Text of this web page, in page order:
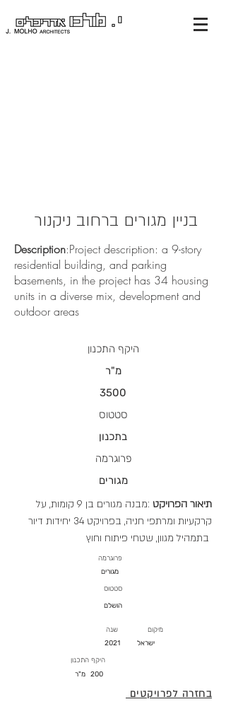
בניין מגורים ברחוב ניקנור
Description:Project description: a 9-story
residential building, and parking
basements, in the project has 34 housing
units in a diverse mix, development and
outdoor areas
היקף התכנון
מ"ר
3500
סטטוס
בתכנון
פרוגרמה
מגורים
תיאור הפרויקט
:מבנה מגורים בן 9 קומות, על
קרקעיות ומרתפי חניה, בפרויקט 34 יחידות דיור
פרוגרמה
מגורים
סטטוס
הושלם
שנה
2021
מיקום
ישראל
היקף התכנון
מ"ר
200
בחזרה לפרויקטים